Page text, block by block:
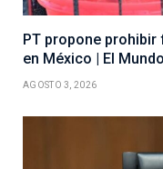
PT propone
en México | El
AGOSTO 3, 2026